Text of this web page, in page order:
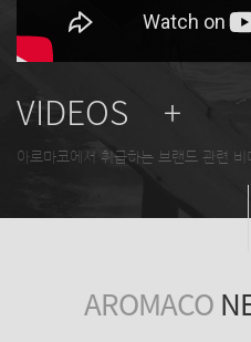
VIDEOS +
아로마코에서 취급하는 브랜드 관련 비
AROMACO